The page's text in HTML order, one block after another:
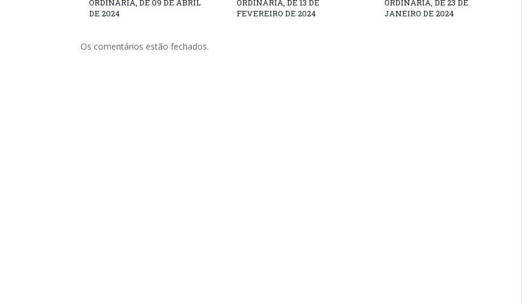
ORDINÁRIA, DE 09 DE ABRIL
DE 2024
ORDINÁRIA, DE 13 DE
FEVEREIRO DE 2024
ORDINÁRIA, DE 23 DE
JANEIRO DE 2024
Os comentários estão fechados.